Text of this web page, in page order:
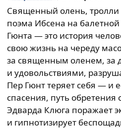
Священный олень, тролли
поэма Ибсена на
Гюнта — это история
свою жизнь на череду
за священным оленем, за
и удовольствиями,
Пер Гюнт теряет себя — и
спасения, путь обретения
Эдварда Клюга поражает
и гипнотизирует